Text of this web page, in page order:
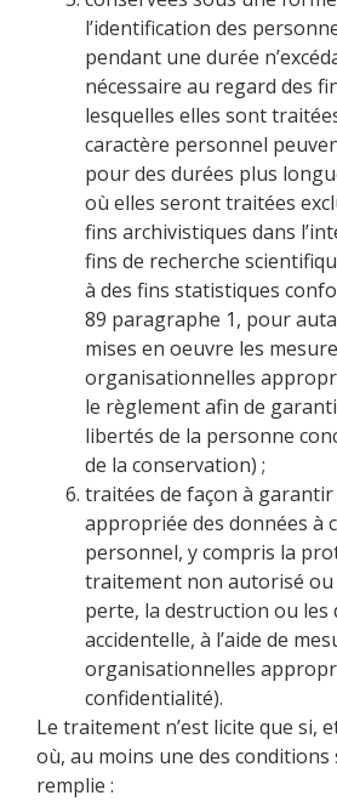
l’identification des
pendant une durée
nécessaire au regard des
lesquelles elles sont
caractère personnel
pour des durées plus
où elles seront traitées
fins archivistiques dans
fins de recherche
à des fins statistiques
89 paragraphe 1, pour
mises en oeuvre les
organisationnelles
le règlement afin de
libertés de la personne
de la conservation) ;
traitées de façon à
appropriée des données à
personnel, y compris la
traitement non autorisé
perte, la destruction ou les
accidentelle, à l’aide de
organisationnelles
confidentialité).
Le traitement n’est licite que si,
où, au moins une des conditions
remplie :